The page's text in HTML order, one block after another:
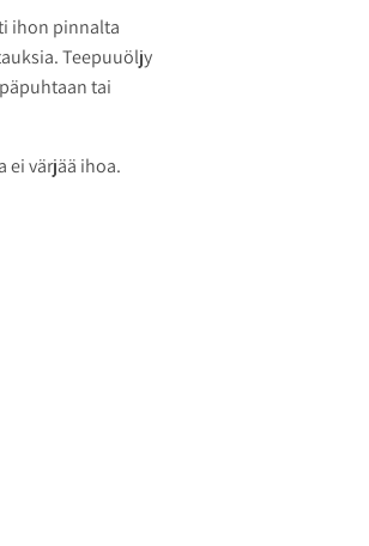
ihon pinnalta
Teepuuöljy
tai
ei värjää ihoa.